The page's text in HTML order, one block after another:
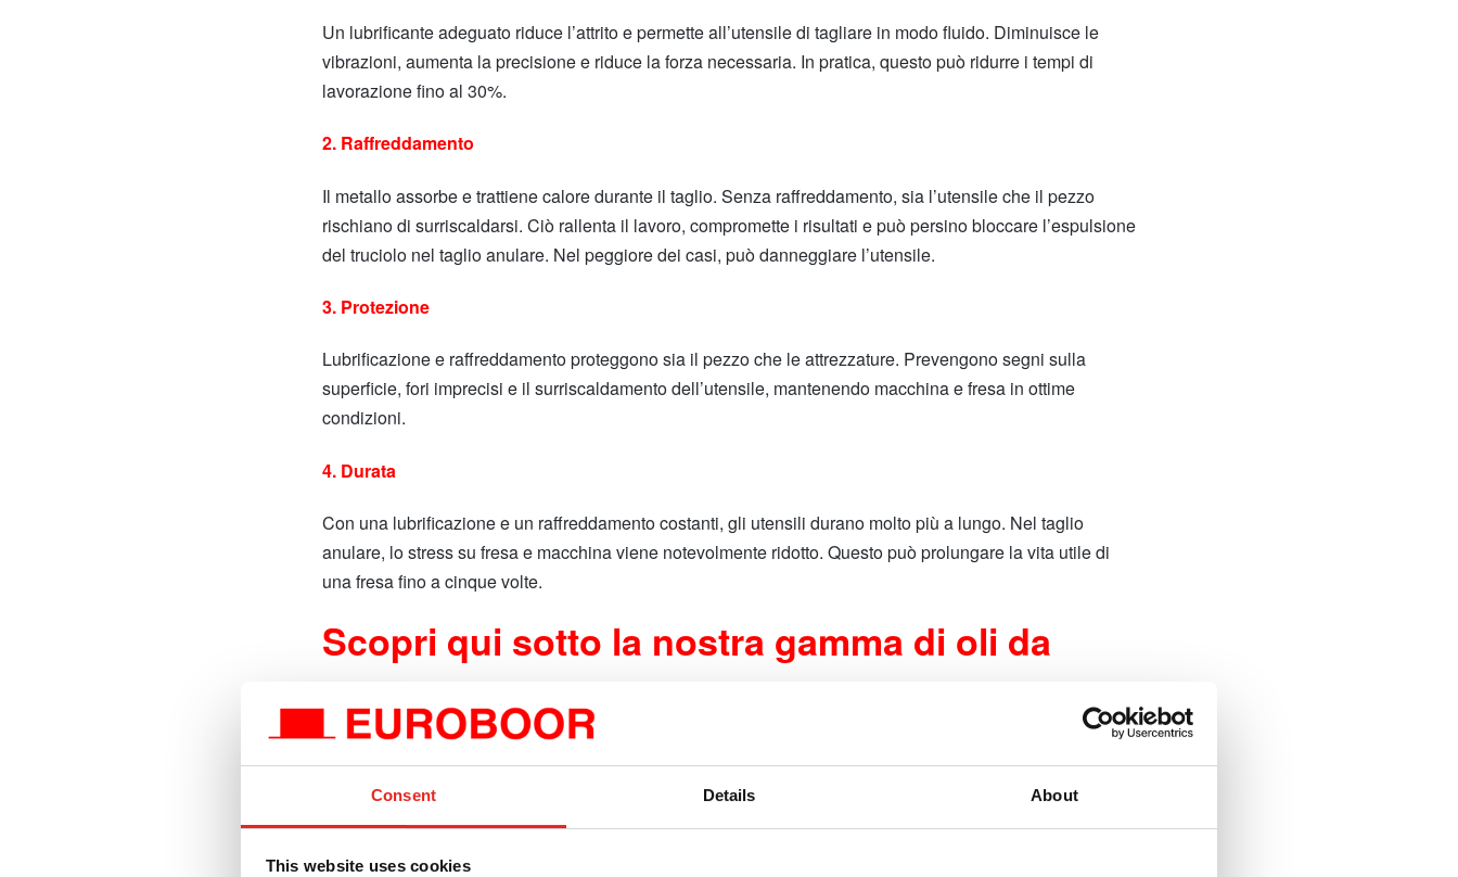
Consent Details About
This website uses cookies
Un lubrificante adeguato riduce l’attrito e permette all’utensile di tagliare in modo fluido. Diminuisce le
vibrazioni, aumenta la precisione e riduce la forza necessaria. In pratica, questo può ridurre i tempi di
lavorazione fino al 30%.
2. Raffreddamento
Il metallo assorbe e trattiene calore durante il taglio. Senza raffreddamento, sia l’utensile che il pezzo
rischiano di surriscaldarsi. Ciò rallenta il lavoro, compromette i risultati e può persino bloccare l’espulsione
del truciolo nel taglio anulare. Nel peggiore dei casi, può danneggiare l’utensile.
3. Protezione
Lubrificazione e raffreddamento proteggono sia il pezzo che le attrezzature. Prevengono segni sulla
superficie, fori imprecisi e il surriscaldamento dell’utensile, mantenendo macchina e fresa in ottime
condizioni.
4. Durata
Con una lubrificazione e un raffreddamento costanti, gli utensili durano molto più a lungo. Nel taglio
anulare, lo stress su fresa e macchina viene notevolmente ridotto. Questo può prolungare la vita utile di
una fresa fino a cinque volte.
Scopri qui sotto la nostra gamma di oli da
taglio:
Uso generale: